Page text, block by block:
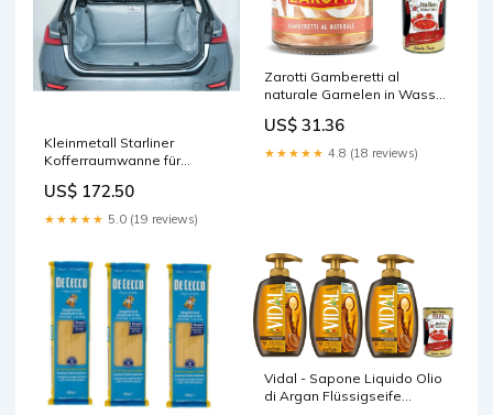
Kleinmetall Starliner
Kofferraumwanne für
(grau) Starliner
US$ 172.50
★★★★★ 5.0 (19 reviews)
Zarotti Gamberetti al
naturale Garnelen in Wasser
italienisch Original
Pastasauce + kostenlos
polpa 400 g Pepe
US$ 31.36
★★★★★ 4.8 (18 reviews)
Vidal - Sapone Liquido Olio
di Argan Flüssigseife